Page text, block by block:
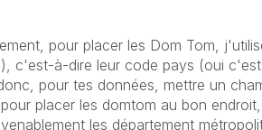
pour placer les Dom Tom,
c'est-à-dire leur code pays (oui
pour tes données, mettre un
placer les domtom au bon
les département